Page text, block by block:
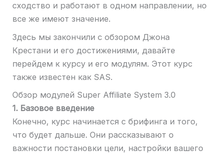
сходство и работают в одном направлении, но
все же имеют значение.
Здесь мы закончили с обзором Джона
Крестани и его достижениями, давайте
перейдем к курсу и его модулям. Этот курс
также известен как SAS.
Обзор модулей Super Affiliate System 3.0
1. Базовое введение
Конечно, курс начинается с брифинга и того,
что будет дальше. Они рассказывают о
важности постановки цели, настройки вашего